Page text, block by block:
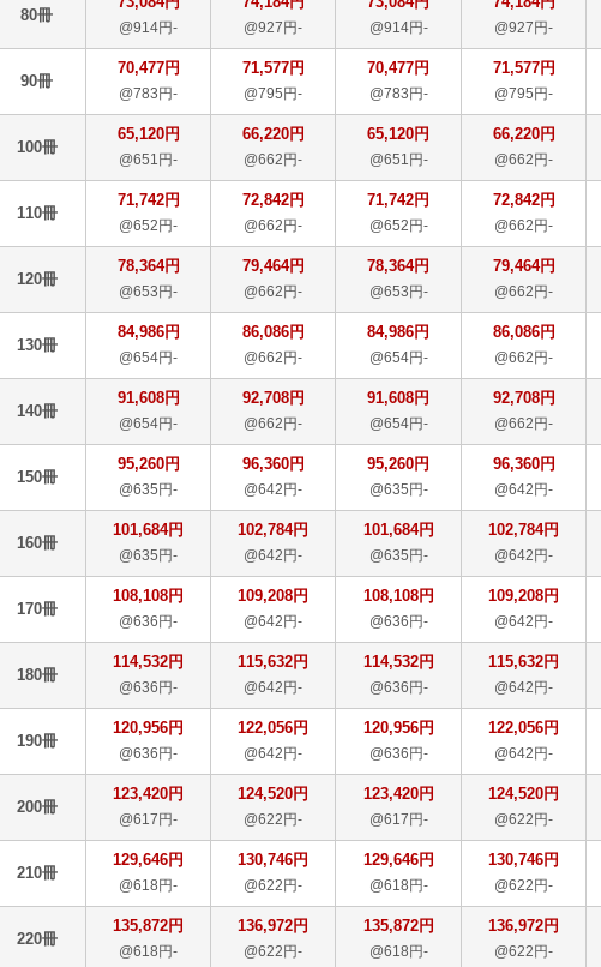
80冊
@914円- @927円- @914円- @927円-
90冊
70,477円
@783円-
71,577円
@795円-
70,477円
@783円-
71,577円
@795円-
100冊
65,120円
@651円-
66,220円
@662円-
65,120円
@651円-
66,220円
@662円-
110冊
71,742円
@652円-
72,842円
@662円-
71,742円
@652円-
72,842円
@662円-
120冊
78,364円
@653円-
79,464円
@662円-
78,364円
@653円-
79,464円
@662円-
130冊
84,986円
@654円-
86,086円
@662円-
84,986円
@654円-
86,086円
@662円-
140冊
91,608円
@654円-
92,708円
@662円-
91,608円
@654円-
92,708円
@662円-
150冊
95,260円
@635円-
96,360円
@642円-
95,260円
@635円-
96,360円
@642円-
160冊
101,684円
@635円-
102,784円
@642円-
101,684円
@635円-
102,784円
@642円-
170冊
108,108円
@636円-
109,208円
@642円-
108,108円
@636円-
109,208円
@642円-
180冊
114,532円
@636円-
115,632円
@642円-
114,532円
@636円-
115,632円
@642円-
190冊
120,956円
@636円-
122,056円
@642円-
120,956円
@636円-
122,056円
@642円-
200冊
123,420円
@617円-
124,520円
@622円-
123,420円
@617円-
124,520円
@622円-
210冊
129,646円
@618円-
130,746円
@622円-
129,646円
@618円-
130,746円
@622円-
220冊
135,872円
@618円-
136,972円
@622円-
135,872円
@618円-
136,972円
@622円-